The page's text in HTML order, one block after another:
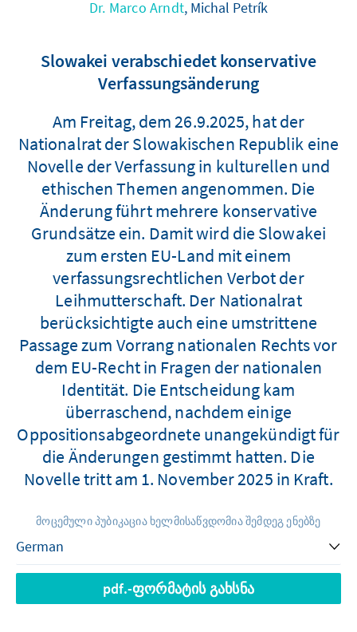
Dr. Marco Arndt, Michal Petrík
Slowakei verabschiedet konservative
Verfassungsänderung
Am Freitag, dem 26.9.2025, hat der
Nationalrat der Slowakischen Republik eine
Novelle der Verfassung in kulturellen und
ethischen Themen angenommen. Die
Änderung führt mehrere konservative
Grundsätze ein. Damit wird die Slowakei
zum ersten EU-Land mit einem
verfassungsrechtlichen Verbot der
Leihmutterschaft. Der Nationalrat
berücksichtigte auch eine umstrittene
Passage zum Vorrang nationalen Rechts vor
dem EU-Recht in Fragen der nationalen
Identität. Die Entscheidung kam
überraschend, nachdem einige
Oppositionsabgeordnete unangekündigt für
die Änderungen gestimmt hatten. Die
Novelle tritt am 1. November 2025 in Kraft.
მოცემული პუბიკაცია ხელმისაწვდომია შემდეგ ენებზე
pdf.-ფორმატის გახსნა